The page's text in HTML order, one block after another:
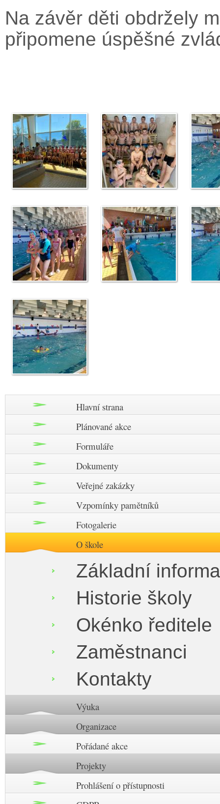
Na závěr děti obdržely
připomene úspěšné
Hlavní strana
Plánované akce
Formuláře
Dokumenty
Veřejné zakázky
Vzpomínky pamětníků
Fotogalerie
O škole
Základní
Historie školy
Okénko ředitele
Zaměstnanci
Kontakty
Výuka
Organizace
Pořádané akce
Projekty
Prohlášení o přístupnosti